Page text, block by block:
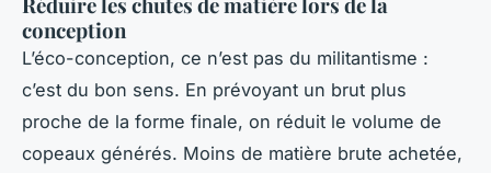
conception
L’éco-conception, ce n’est pas du militantisme :
c’est du bon sens. En prévoyant un brut plus
proche de la forme finale, on réduit le volume de
copeaux générés. Moins de matière brute achetée,